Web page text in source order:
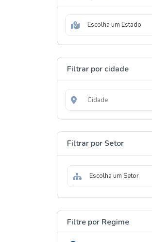
Escolha um Estado
Filtrar por cidade
Filtrar por Setor
Escolha um Setor
Filtre por Regime